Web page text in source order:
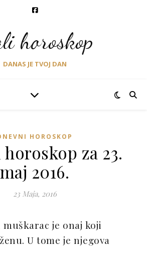
horoskop
DANAS JE TVOJ DAN
HOROSKOP
za 23.
maj 2016.
23 Maja, 2016
muškarac je onaj koji
U tome je njegova